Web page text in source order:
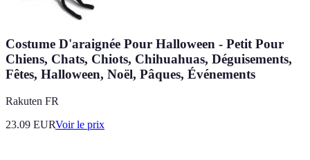
Costume D'araignée Pour Halloween - Petit Pour
Chiens, Chats, Chiots, Chihuahuas, Déguisements,
Fêtes, Halloween, Noël, Pâques, Événements
Rakuten FR
23.09 EURVoir le prix